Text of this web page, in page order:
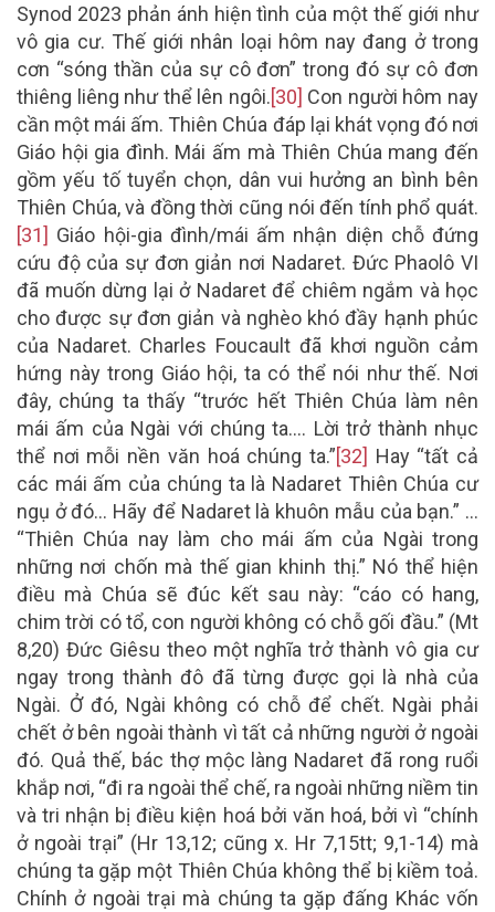
Synod 2023 phản ánh hiện tình của một thế giới như
vô gia cư. Thế giới nhân loại hôm nay đang ở trong
cơn “sóng thần của sự cô đơn” trong đó sự cô đơn
thiêng liêng như thể lên ngôi.[30] Con người hôm nay
cần một mái ấm. Thiên Chúa đáp lại khát vọng đó nơi
Giáo hội gia đình. Mái ấm mà Thiên Chúa mang đến
gồm yếu tố tuyển chọn, dân vui hưởng an bình bên
Thiên Chúa, và đồng thời cũng nói đến tính phổ quát.
[31] Giáo hội-gia đình/mái ấm nhận diện chỗ đứng
cứu độ của sự đơn giản nơi Nadaret. Đức Phaolô VI
đã muốn dừng lại ở Nadaret để chiêm ngắm và học
cho được sự đơn giản và nghèo khó đầy hạnh phúc
của Nadaret. Charles Foucault đã khơi nguồn cảm
hứng này trong Giáo hội, ta có thể nói như thế. Nơi
đây, chúng ta thấy “trước hết Thiên Chúa làm nên
mái ấm của Ngài với chúng ta…. Lời trở thành nhục
thể nơi mỗi nền văn hoá chúng ta.”[32] Hay “tất cả
các mái ấm của chúng ta là Nadaret Thiên Chúa cư
ngụ ở đó… Hãy để Nadaret là khuôn mẫu của bạn.” …
“Thiên Chúa nay làm cho mái ấm của Ngài trong
những nơi chốn mà thế gian khinh thị.” Nó thể hiện
điều mà Chúa sẽ đúc kết sau này: “cáo có hang,
chim trời có tổ, con người không có chỗ gối đầu.” (Mt
8,20) Đức Giêsu theo một nghĩa trở thành vô gia cư
ngay trong thành đô đã từng được gọi là nhà của
Ngài. Ở đó, Ngài không có chỗ để chết. Ngài phải
chết ở bên ngoài thành vì tất cả những người ở ngoài
đó. Quả thế, bác thợ mộc làng Nadaret đã rong ruổi
khắp nơi, “đi ra ngoài thể chế, ra ngoài những niềm tin
và tri nhận bị điều kiện hoá bởi văn hoá, bởi vì “chính
ở ngoài trại” (Hr 13,12; cũng x. Hr 7,15tt; 9,1-14) mà
chúng ta gặp một Thiên Chúa không thể bị kiềm toả.
Chính ở ngoài trại mà chúng ta gặp đấng Khác vốn